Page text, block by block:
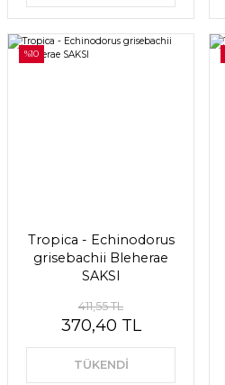
%10
Tropica - Echinodorus
grisebachii Bleherae
SAKSI
411,55 TL
370,40 TL
TÜKENDİ